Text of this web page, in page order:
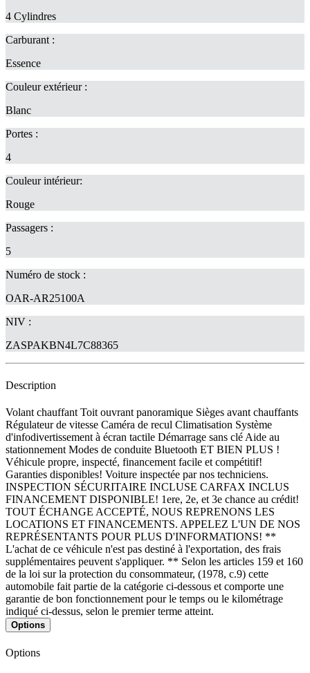
4 Cylindres
Carburant :
Essence
Couleur extérieur :
Blanc
Portes :
4
Couleur intérieur:
Rouge
Passagers :
5
Numéro de stock :
OAR-AR25100A
NIV :
ZASPAKBN4L7C88365
Description
Volant chauffant Toit ouvrant panoramique Sièges avant chauffants
Régulateur de vitesse Caméra de recul Climatisation Système
d'infodivertissement à écran tactile Démarrage sans clé Aide au
stationnement Modes de conduite Bluetooth ET BIEN PLUS !
Véhicule propre, inspecté, financement facile et compétitif!
Garanties disponibles! Voiture inspectée par nos techniciens.
INSPECTION SÉCURITAIRE INCLUSE CARFAX INCLUS
FINANCEMENT DISPONIBLE! 1ere, 2e, et 3e chance au crédit!
TOUT ÉCHANGE ACCEPTÉ, NOUS REPRENONS LES
LOCATIONS ET FINANCEMENTS. APPELEZ L'UN DE NOS
REPRÉSENTANTS POUR PLUS D'INFORMATIONS! **
L'achat de ce véhicule n'est pas destiné à l'exportation, des frais
supplémentaires peuvent s'appliquer. ** Selon les articles 159 et 160
de la loi sur la protection du consommateur, (1978, c.9) cette
automobile fait partie de la catégorie ci-dessous et comporte une
garantie de bon fonctionnement pour le temps ou le kilométrage
indiqué ci-dessus, selon le premier terme atteint.
Options
Options